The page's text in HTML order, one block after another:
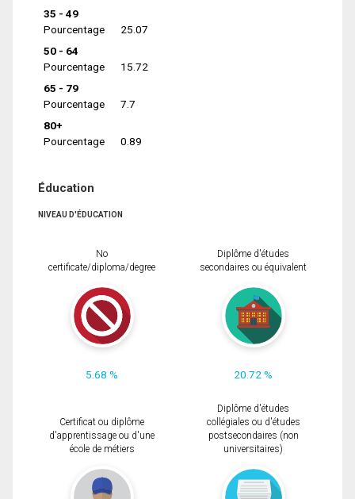
35 - 49
Pourcentage
25.07
50 - 64
Pourcentage
15.72
65 - 79
Pourcentage
7.7
80+
Pourcentage
0.89
Éducation
NIVEAU D'ÉDUCATION
No
certificate/diploma/degree
5.68 %
Diplôme d'études
secondaires ou équivalent
20.72 %
Certificat ou diplôme
d'apprentissage ou d'une
école de métiers
Diplôme d'études
collégiales ou d'études
postsecondaires (non
universitaires)